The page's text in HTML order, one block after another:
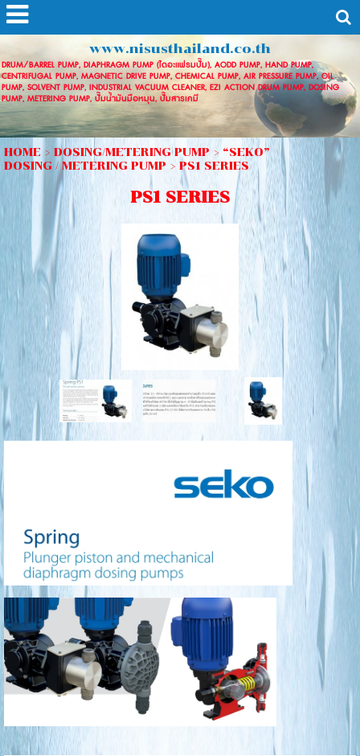
www.nisusthailand.co.th
DRUM/BARREL PUMP, DIAPHRAGM PUMP (ไดอะแฟรมปั๊ม), AODD PUMP, HAND PUMP,
CENTRIFUGAL PUMP, MAGNETIC DRIVE PUMP, CHEMICAL PUMP, AIR PRESSURE PUMP, OIL
PUMP, SOLVENT PUMP, INDUSTRIAL VACUUM CLEANER, EZI ACTION DRUM PUMP, DOSING
PUMP, METERING PUMP, ปั๊มน้ำมันมือหมุน, ปั๊มสารเคมี
HOME > DOSING/METERING PUMP > “SEKO”
DOSING / METERING PUMP > PS1 SERIES
PS1 SERIES